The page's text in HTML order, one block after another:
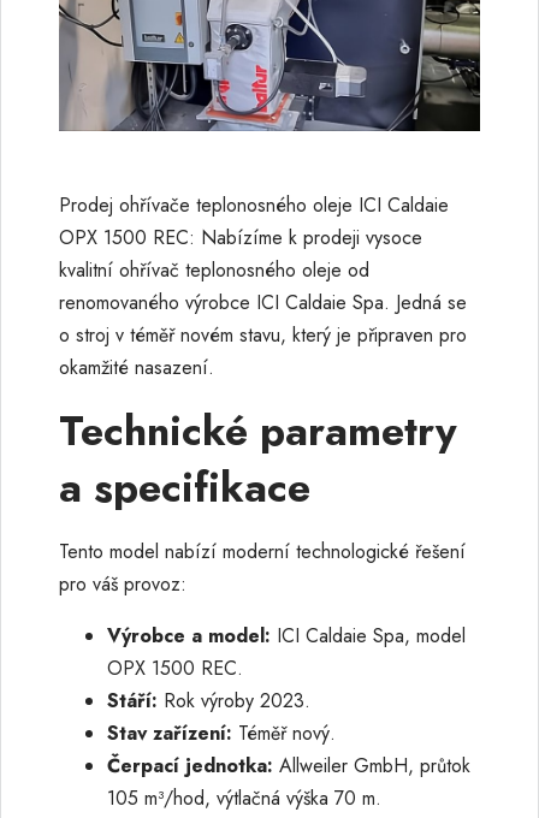
Prodej ohřívače teplonosného oleje ICI Caldaie
OPX 1500 REC: Nabízíme k prodeji vysoce
kvalitní ohřívač teplonosného oleje od
renomovaného výrobce ICI Caldaie Spa. Jedná se
o stroj v téměř novém stavu, který je připraven pro
okamžité nasazení.
Technické parametry
a specifikace
Tento model nabízí moderní technologické řešení
pro váš provoz:
Výrobce a model: ICI Caldaie Spa, model
OPX 1500 REC.
Stáří: Rok výroby 2023.
Stav zařízení: Téměř nový.
Čerpací jednotka: Allweiler GmbH, průtok
105 m³/hod, výtlačná výška 70 m.